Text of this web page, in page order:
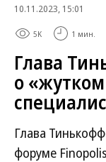
10.11.2023, 15:01
5K 1 мин.
Глава
о
Глава
форуме